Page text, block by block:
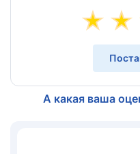
А какая ваша